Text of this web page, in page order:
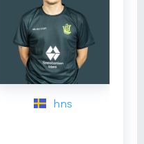
hns